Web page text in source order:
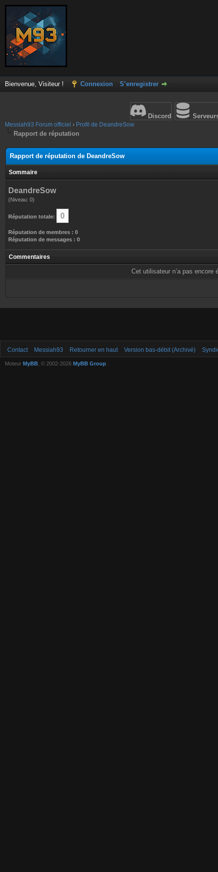
Bienvenue, Visiteur ! Connexion S’enregistrer
Discord
Messiah93 Forum officiel › Profil de DeandreSow
Rapport de réputation
Rapport de réputation de DeandreSow
Sommaire
DeandreSow
(Niveau: 0)
Réputation totale: 0
Réputation de membres : 0
Réputation de messages : 0
Commentaires
Cet utilisateur n’a pas
Contact Messiah93 Retourner en haut Version bas-débit (Archivé)
Moteur MyBB , © 2002-2026 MyBB Group